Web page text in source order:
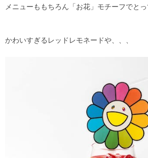
メニューももちろん「お花」モチーフでと
かわいすぎるレッドレモネードや、、、